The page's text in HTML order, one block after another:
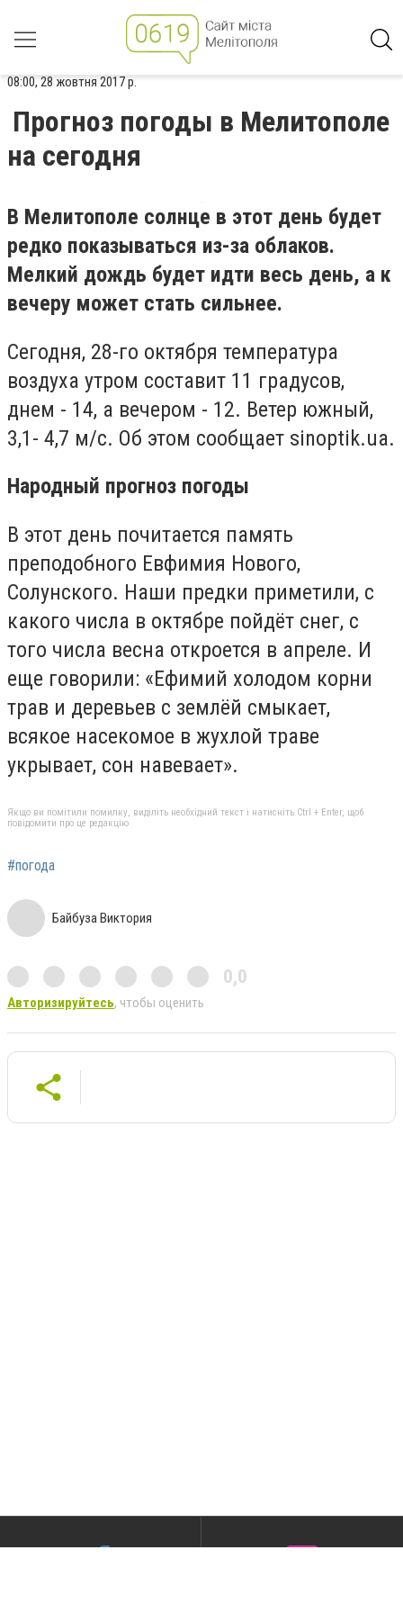
08:00, 28 жовтня 2017 р.
Прогноз погоды в Мелитополе
на сегодня
В Мелитополе солнце в этот день будет
редко показываться из-за облаков.
Мелкий дождь будет идти весь день, а к
вечеру может стать сильнее.
Сегодня, 28-го октября температура
воздуха утром составит 11 градусов,
днем - 14, а вечером - 12. Ветер южный,
3,1- 4,7 м/с. Об этом сообщает sinoptik.ua.
Народный прогноз погоды
В этот день почитается память
преподобного Евфимия Нового,
Солунского. Наши предки приметили, с
какого числа в октябре пойдёт снег, с
того числа весна откроется в апреле. И
еще говорили: «Ефимий холодом корни
трав и деревьев с землёй смыкает,
всякое насекомое в жухлой траве
укрывает, сон навевает».
Якщо ви помітили помилку, виділіть необхідний текст і натисніть Ctrl + Enter, щоб
повідомити про це редакцію
#погода
Байбуза Виктория
0,0
Авторизируйтесь, чтобы оценить